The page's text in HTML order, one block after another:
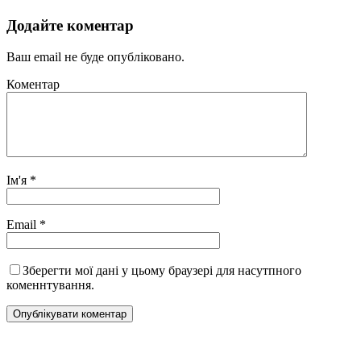
Додайте коментар
Ваш email не буде опубліковано.
Коментар
Ім'я *
Email *
Зберегти мої дані у цьому браузері для насутпного
коменнтування.